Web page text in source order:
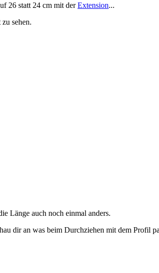
26 statt 24 cm mit derExtension...
sehen.
Länge auch noch einmal anders.
dir an was beim Durchziehen mit dem Profil